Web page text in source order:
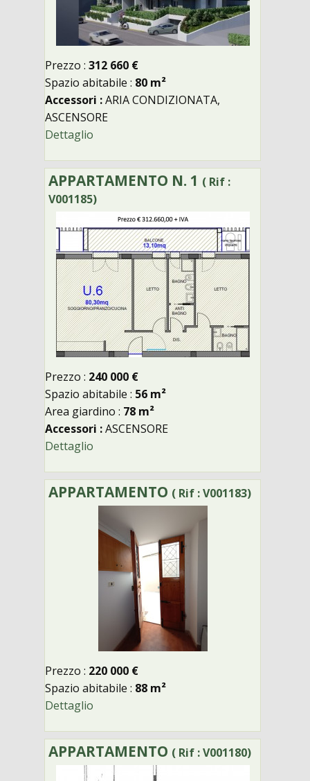
Prezzo : 312 660 €
Spazio abitabile : 80 m²
Accessori :ARIA CONDIZIONATA,
ASCENSORE
Dettaglio
APPARTAMENTO N. 1 ( Rif :
V001185)
Prezzo : 240 000 €
Spazio abitabile : 56 m²
Area giardino : 78 m²
Accessori :ASCENSORE
Dettaglio
APPARTAMENTO ( Rif : V001183)
Prezzo : 220 000 €
Spazio abitabile : 88 m²
Dettaglio
APPARTAMENTO ( Rif : V001180)